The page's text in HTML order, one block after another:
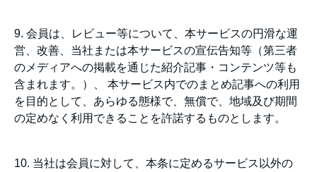
9. 会員は、レビュー等について、本サービスの円滑な運
営、改善、当社または本サービスの宣伝告知等（第三者
のメディアへの掲載を通じた紹介記事・コンテンツ等も
含まれます。）、 本サービス内でのまとめ記事への利用
を目的として、あらゆる態様で、無償で、地域及び期間
の定めなく利用できることを許諾するものとします。
10. 当社は会員に対して、本条に定めるサービス以外の